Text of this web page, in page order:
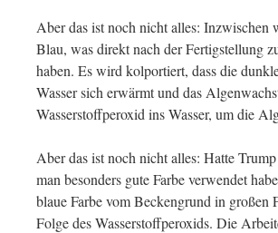
Aber das ist noch nicht alles: Inzwischen
Blau, was direkt nach der Fertigstellung
haben. Es wird kolportiert, dass die
Wasser sich erwärmt und das
Wasserstoffperoxid ins Wasser, um die
Aber das ist noch nicht alles: Hatte
man besonders gute Farbe verwendet
blaue Farbe vom Beckengrund in großen
Folge des Wasserstoffperoxids. Die